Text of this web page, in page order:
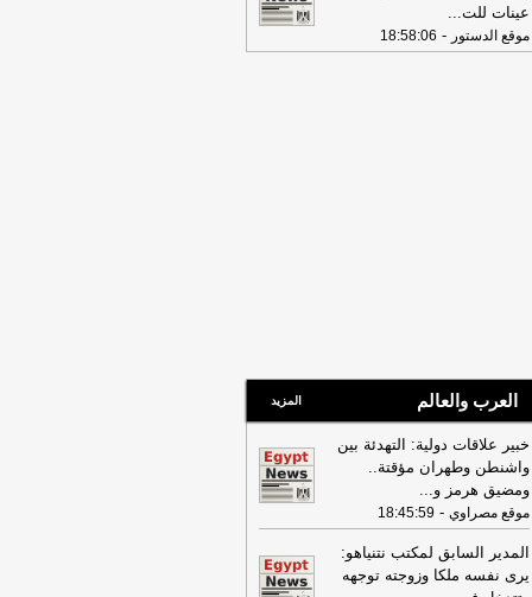
07:24
عناوين الصحف المصرية ليوم
01-08-2026
-
عينات للت...
موقع الدستور -
18:58:06
العرب والعالم المزيد
خبير علاقات دولية: التهدئة بين
واشنطن وطهران مؤقتة..
ومضيق هرمز و...
موقع مصراوي -
18:45:59
المدير السابق لمكتب نتنياهو:
يرى نفسه ملكا وزوجته توجهه